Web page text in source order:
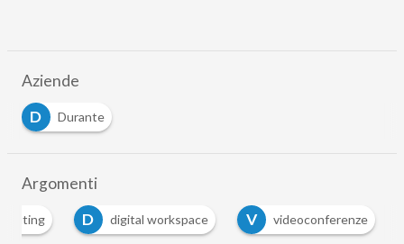
Aziende
D
Durante
Argomenti
D digital workspace V videoconferenze